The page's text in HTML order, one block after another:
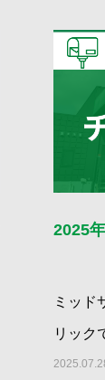
2025
ミッド
リック
軒屋店